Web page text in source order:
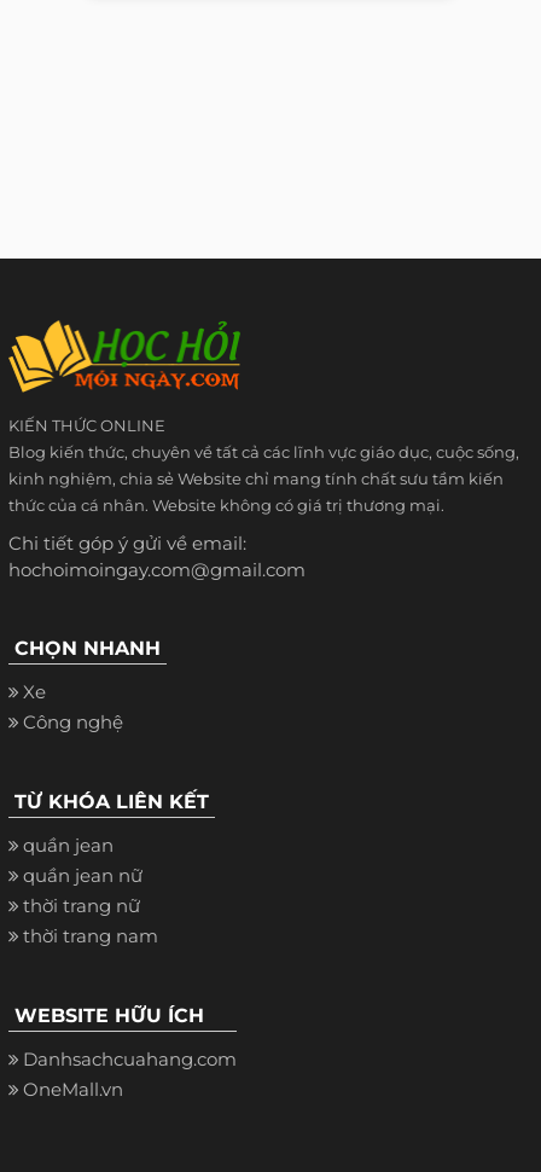
KIẾN THỨC ONLINE
Blog kiến thức, chuyên về tất cả các lĩnh vực giáo dục, cuộc sống,
kinh nghiệm, chia sẻ Website chỉ mang tính chất sưu tầm kiến
thức của cá nhân. Website không có giá trị thương mại.
Chi tiết góp ý gửi về email:
hochoimoingay.com@gmail.com
CHỌN NHANH
Xe
Công nghệ
TỪ KHÓA LIÊN KẾT
quần jean
quần jean nữ
thời trang nữ
thời trang nam
WEBSITE HỮU ÍCH
Danhsachcuahang.com
OneMall.vn